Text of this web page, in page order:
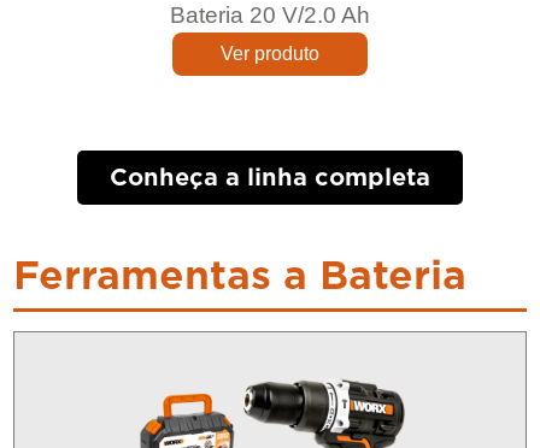
Bateria 20 V/2.0 Ah
Ver produto
Conheça a linha completa
Ferramentas a Bateria